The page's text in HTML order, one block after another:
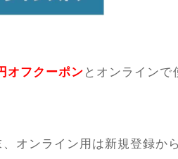
オフクーポン とオンラインで
オンライン用は新規登録か